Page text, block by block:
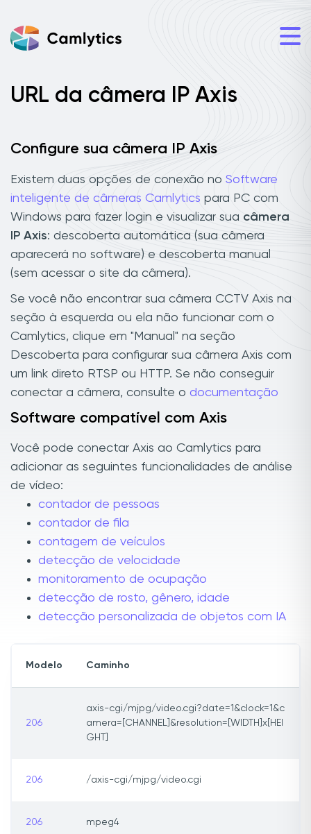
URL da câmera IP Axis
Configure sua câmera IP Axis
Existem duas opções de conexão no Software
inteligente de câmeras Camlytics para PC com
Windows para fazer login e visualizar sua câmera
IP Axis: descoberta automática (sua câmera
aparecerá no software) e descoberta manual
(sem acessar o site da câmera).
Se você não encontrar sua câmera CCTV Axis na
seção à esquerda ou ela não funcionar com o
Camlytics, clique em "Manual" na seção
Descoberta para configurar sua câmera Axis com
um link direto RTSP ou HTTP. Se não conseguir
conectar a câmera, consulte o documentação
Software compatível com Axis
Você pode conectar Axis ao Camlytics para
adicionar as seguintes funcionalidades de análise
de vídeo:
contador de pessoas
contador de fila
contagem de veículos
detecção de velocidade
monitoramento de ocupação
detecção de rosto, gênero, idade
detecção personalizada de objetos com IA
Modelo Caminho
206
axis-cgi/mjpg/video.cgi?date=1&clock=1&c
amera=[CHANNEL]&resolution=[WIDTH]x[HEI
GHT]
206 /axis-cgi/mjpg/video.cgi
206 mpeg4